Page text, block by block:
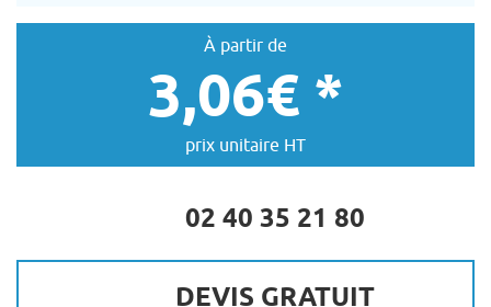
À partir de
3,06€ *
prix unitaire HT
02 40 35 21 80
DEVIS GRATUIT